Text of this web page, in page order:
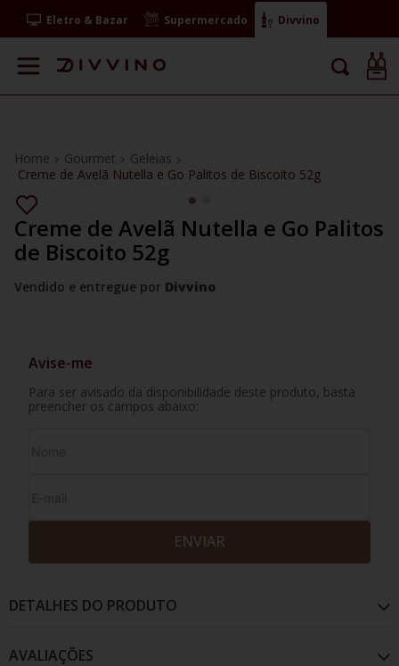
Eletro & Bazar Supermercado Divvino
Gourmet
Geleias
Creme de Avelã Nutella e Go Palitos de Biscoito 52g
Creme de Avelã Nutella e Go Palitos
de Biscoito 52g
Vendido e entregue por Divvino
Avise-me
Para ser avisado da disponibilidade deste produto, basta
preencher os campos abaixo:
ENVIAR
DETALHES DO PRODUTO
AVALIAÇÕES